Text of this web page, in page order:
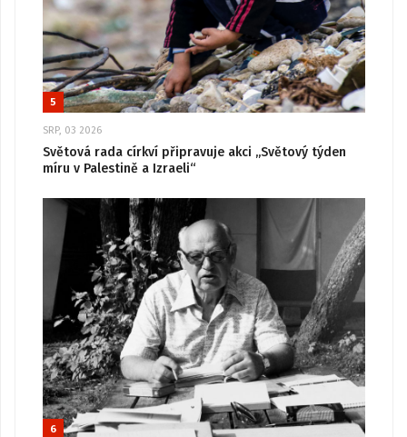
5
SRP, 03 2026
Světová rada církví připravuje akci „Světový týden
míru v Palestině a Izraeli“
6